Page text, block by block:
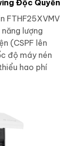
Độc Quyền
FTHF25XVMV
lượng
(CSPF lên
độ máy nén
hao phí